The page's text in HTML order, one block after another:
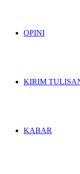
OPINI
KIRIM
KABAR